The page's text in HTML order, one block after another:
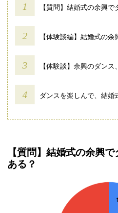
【質問】結婚式の余興
【体験談編】結婚式の
【体験談】余興のダン
ダンスを楽しんで、結婚
【質問】結婚式の余興
ある？